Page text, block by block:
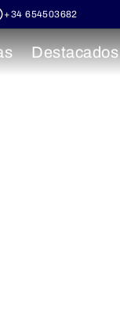
+34 654503682
Destacados